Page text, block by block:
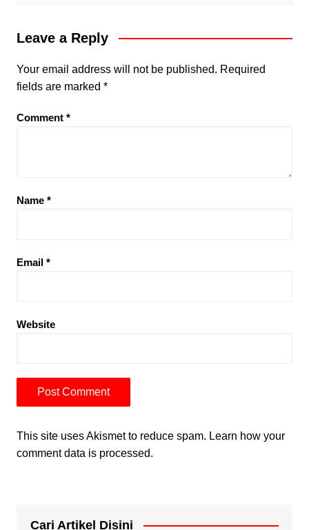
Leave a Reply
Your email address will not be published. Required
fields are marked *
Comment *
Name *
Email *
Website
This site uses Akismet to reduce spam. Learn how your
comment data is processed.
Cari Artikel Disini